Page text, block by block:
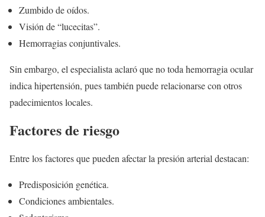
Zumbido de oídos.
Visión de “lucecitas”.
Hemorragias conjuntivales.
Sin embargo, el especialista aclaró que no toda hemorragia ocular
indica hipertensión, pues también puede relacionarse con otros
padecimientos locales.
Factores de riesgo
Entre los factores que pueden afectar la presión arterial destacan:
Predisposición genética.
Condiciones ambientales.